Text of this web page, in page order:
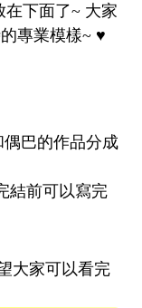
下面了~ 大家
專業模樣~ ♥
巴的作品分成
結前可以寫完
大家可以看完